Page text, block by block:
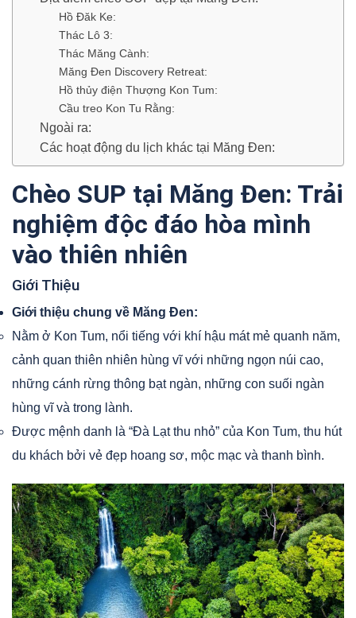
Hồ Đăk Ke:
Thác Lô 3:
Thác Măng Cành:
Măng Đen Discovery Retreat:
Hồ thủy điện Thượng Kon Tum:
Cầu treo Kon Tu Rằng:
Ngoài ra:
Các hoạt động du lịch khác tại Măng Đen:
Chèo SUP tại Măng Đen: Trải
nghiệm độc đáo hòa mình
vào thiên nhiên
Giới Thiệu
Giới thiệu chung về Măng Đen:
Nằm ở Kon Tum, nổi tiếng với khí hậu mát mẻ quanh năm,
cảnh quan thiên nhiên hùng vĩ với những ngọn núi cao,
những cánh rừng thông bạt ngàn, những con suối ngàn
hùng vĩ và trong lành.
Được mệnh danh là “Đà Lạt thu nhỏ” của Kon Tum, thu hút
du khách bởi vẻ đẹp hoang sơ, mộc mạc và thanh bình.